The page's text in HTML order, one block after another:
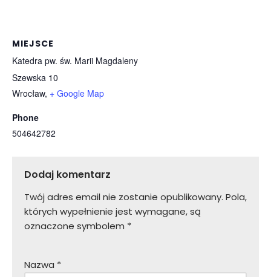
MIEJSCE
Katedra pw. św. Marii Magdaleny
Szewska 10
Wrocław, + Google Map
Phone
504642782
Dodaj komentarz
Twój adres email nie zostanie opublikowany. Pola,
których wypełnienie jest wymagane, są
oznaczone symbolem *
Nazwa *